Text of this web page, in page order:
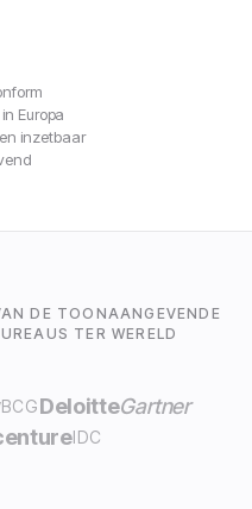
Europa
inzetbaar
DE TOONAANGEVENDE
TER WERELD
BCGDeloitteGartner
IDC